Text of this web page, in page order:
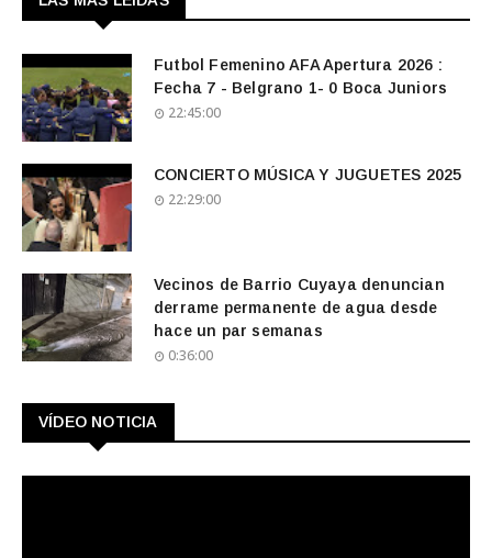
Futbol Femenino AFA Apertura 2026 :
Fecha 7 - Belgrano 1- 0 Boca Juniors
22:45:00
CONCIERTO MÚSICA Y JUGUETES 2025
22:29:00
Vecinos de Barrio Cuyaya denuncian
derrame permanente de agua desde
hace un par semanas
0:36:00
VÍDEO NOTICIA